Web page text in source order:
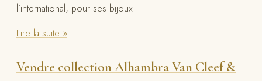
l’international, pour ses bijoux
Lire la suite »
Vendre collection Alhambra Van Cleef &